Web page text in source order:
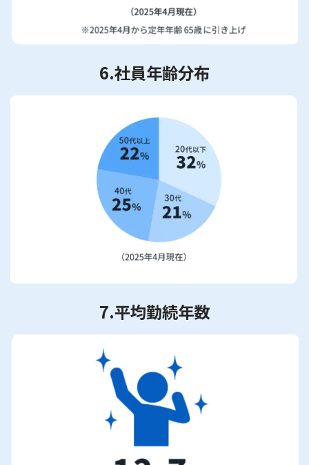
6.社員年齢分布
7.平均勤続年数